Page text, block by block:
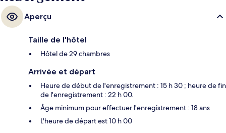
Aperçu
Taille de l'hôtel
Hôtel de 29 chambres
Arrivée et départ
Heure de début de l'enregistrement : 15 h 30 ; heure de fin
de l'enregistrement : 22 h 00.
Âge minimum pour effectuer l'enregistrement : 18 ans
L'heure de départ est 10 h 00